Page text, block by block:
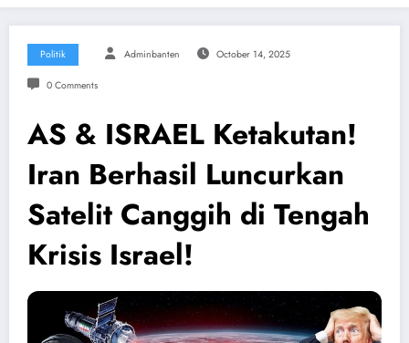
Politik Adminbanten October 14, 2025
0 Comments
AS & ISRAEL Ketakutan!
Iran Berhasil Luncurkan
Satelit Canggih di Tengah
Krisis Israel!